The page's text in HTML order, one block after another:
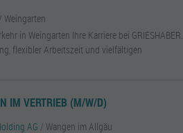
/ Weingarten
in Weingarten Ihre Karriere bei GRIESHABER.
flexibler Arbeitszeit und vielfältigen
IM VERTRIEB (M/W/D)
AG / Wangen im Allgäu